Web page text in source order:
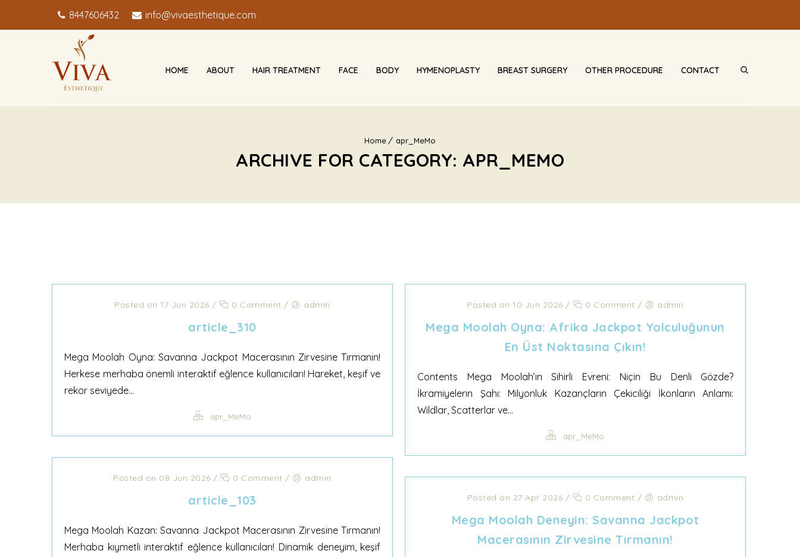
8447606432 info@vivaesthetique.com
HOME ABOUT HAIR TREATMENT FACE BODY HYMENOPLASTY BREAST SURGERY OTHER PROCEDURE CONTACT
Home apr_MeMo
ARCHIVE FOR CATEGORY: APR_MEMO
Posted on 17 Jun 2026 / 0 Comment / admin
article_310
Mega Moolah Oyna: Savanna Jackpot Macerasının Zirvesine Tırmanın!
Herkese merhaba önemli interaktif eğlence kullanıcıları! Hareket, keşif ve
rekor seviyede...
apr_MeMo
Posted on 10 Jun 2026 / 0 Comment / admin
Mega Moolah Oyna: Afrika Jackpot Yolculuğunun
En Üst Noktasına Çıkın!
Contents Mega Moolah’ın Sihirli Evreni: Niçin Bu Denli Gözde?
İkramiyelerin Şahı: Milyonluk Kazançların Çekiciliği İkonların Anlamı:
Wildlar, Scatterlar ve...
apr_MeMo
Posted on 08 Jun 2026 / 0 Comment / admin
article_103
Mega Moolah Kazan: Savanna Jackpot Macerasının Zirvesine Tırmanın!
Merhaba kıymetli interaktif eğlence kullanıcıları! Dinamik deneyim, keşif
Posted on 27 Apr 2026 / 0 Comment / admin
Mega Moolah Deneyin: Savanna Jackpot
Macerasının Zirvesine Tırmanın!